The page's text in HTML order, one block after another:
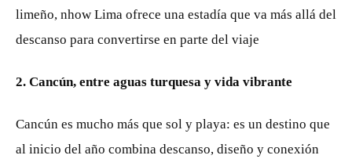
limeño, nhow Lima ofrece una estadía que va más allá del
descanso para convertirse en parte del viaje
2. Cancún, entre aguas turquesa y vida vibrante
Cancún es mucho más que sol y playa: es un destino que
al inicio del año combina descanso, diseño y conexión